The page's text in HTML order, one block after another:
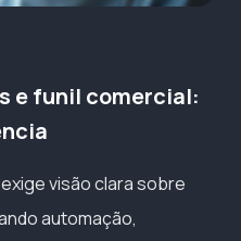
e funil comercial:
visão clara sobre
automação,